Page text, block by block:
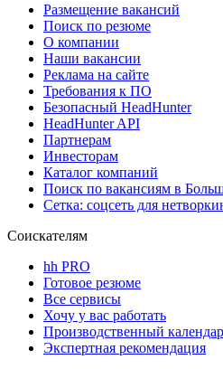
Размещение вакансий
Поиск по резюме
О компании
Наши вакансии
Реклама на сайте
Требования к ПО
Безопасный HeadHunter
HeadHunter API
Партнерам
Инвесторам
Каталог компаний
Поиск по вакансиям в
Сетка: соцсеть для
Соискателям
hh PRO
Готовое резюме
Все сервисы
Хочу у вас работать
Производственный
Экспертная рекомендация